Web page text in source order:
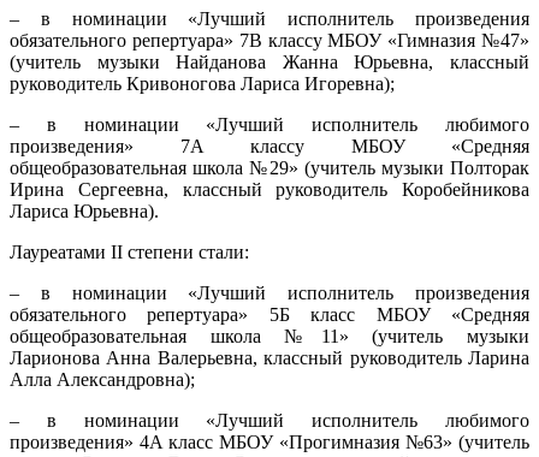
– в номинации «Лучший исполнитель произведения
обязательного репертуара» 7В классу МБОУ «Гимназия №47»
(учитель музыки Найданова Жанна Юрьевна, классный
руководитель Кривоногова Лариса Игоревна);
– в номинации «Лучший исполнитель любимого
произведения» 7А классу МБОУ «Средняя
общеобразовательная школа №29» (учитель музыки Полторак
Ирина Сергеевна, классный руководитель Коробейникова
Лариса Юрьевна).
Лауреатами II степени стали:
– в номинации «Лучший исполнитель произведения
обязательного репертуара» 5Б класс МБОУ «Средняя
общеобразовательная школа №11» (учитель музыки
Ларионова Анна Валерьевна, классный руководитель Ларина
Алла Александровна);
– в номинации «Лучший исполнитель любимого
произведения» 4А класс МБОУ «Прогимназия №63» (учитель